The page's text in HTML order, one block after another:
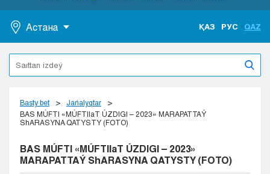
Астана
Astana
Almaty
Aktobe
Atyraý
Jezkazgan
Karaganda
Kokshetaý
Kostanaı
ҚАЗ РУС QAZ
Basty bet
Jańalyqtar
BAS MÚFTI «MÚFTIIaT ÚZDIGI – 2023» MARAPATTAÝ
ShARASYNA QATYSTY (FOTO)
BAS MÚFTI «MÚFTIIaT ÚZDIGI – 2023»
MARAPATTAÝ ShARASYNA QATYSTY (FOTO)